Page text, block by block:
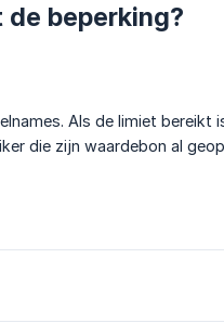
beperking?
Als de limiet
die zijn waardebon al